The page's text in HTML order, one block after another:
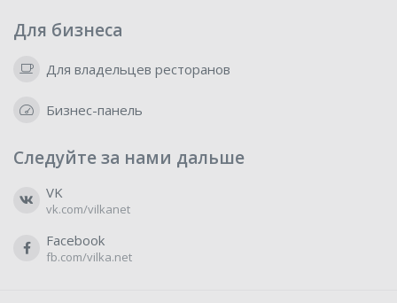
Для бизнеса
Для владельцев ресторанов
Бизнес-панель
Следуйте за нами дальше
VK
vk.com/vilkanet
Facebook
fb.com/vilka.net